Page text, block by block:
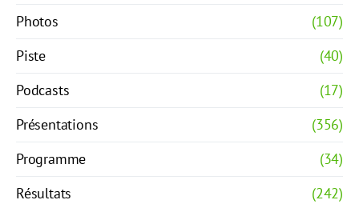
Photos
(107)
Piste
(40)
Podcasts
(17)
Présentations
(356)
Programme
(34)
Résultats
(242)